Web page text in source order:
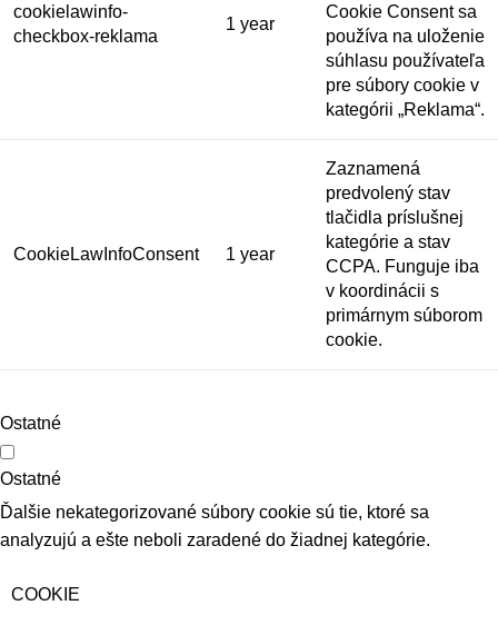
cookielawinfo-
checkbox-reklama
1 year
Cookie Consent sa
používa na uloženie
súhlasu používateľa
pre súbory cookie v
kategórii „Reklama“.
CookieLawInfoConsent 1 year
Zaznamená
predvolený stav
tlačidla príslušnej
kategórie a stav
CCPA. Funguje iba
v koordinácii s
primárnym súborom
cookie.
Ostatné
Ostatné
Ďalšie nekategorizované súbory cookie sú tie, ktoré sa
analyzujú a ešte neboli zaradené do žiadnej kategórie.
COOKIE